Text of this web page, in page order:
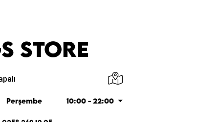
STORE
Perşembe 10:00 - 22:00